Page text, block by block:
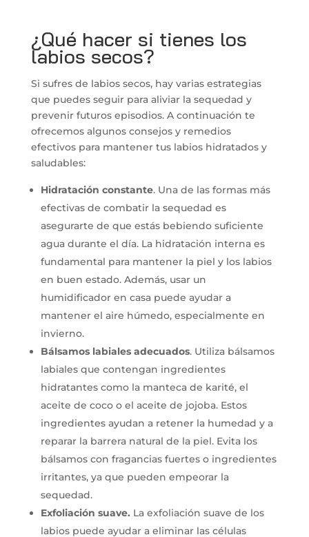
¿Qué hacer si tienes los
labios secos?
Si sufres de labios secos, hay varias estrategias
que puedes seguir para aliviar la sequedad y
prevenir futuros episodios. A continuación te
ofrecemos algunos consejos y remedios
efectivos para mantener tus labios hidratados y
saludables:
Hidratación constante. Una de las formas más
efectivas de combatir la sequedad es
asegurarte de que estás bebiendo suficiente
agua durante el día. La hidratación interna es
fundamental para mantener la piel y los labios
en buen estado. Además, usar un
humidificador en casa puede ayudar a
mantener el aire húmedo, especialmente en
invierno.
Bálsamos labiales adecuados. Utiliza bálsamos
labiales que contengan ingredientes
hidratantes como la manteca de karité, el
aceite de coco o el aceite de jojoba. Estos
ingredientes ayudan a retener la humedad y a
reparar la barrera natural de la piel. Evita los
bálsamos con fragancias fuertes o ingredientes
irritantes, ya que pueden empeorar la
sequedad.
Exfoliación suave. La exfoliación suave de los
labios puede ayudar a eliminar las células